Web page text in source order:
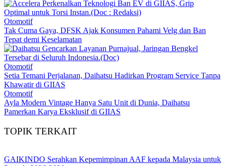
Otomotif
Tak Cuma Gaya, DFSK Ajak Konsumen Pahami Velg dan Ban
Tepat demi Keselamatan
Otomotif
Setia Temani Perjalanan, Daihatsu Hadirkan Program Service Tanpa
Khawatir di GIIAS
Otomotif
Ayla Modern Vintage Hanya Satu Unit di Dunia, Daihatsu
Pamerkan Karya Eksklusif di GIIAS
TOPIK TERKAIT
GAIKINDO Serahkan Kepemimpinan AAF kepada Malaysia untuk